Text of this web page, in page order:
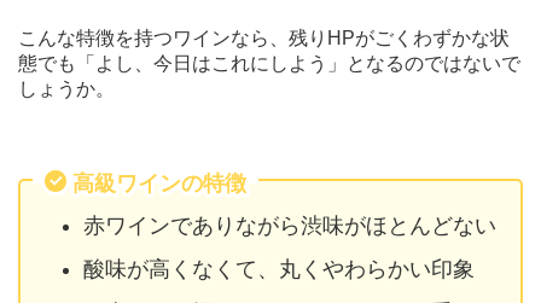
こんな特徴を持つワインなら、残りHPがごくわずかな状
態でも「よし、今日はこれにしよう」となるのではないで
しょうか。
高級ワインの特徴
赤ワインでありながら渋味がほとんどない
酸味が高くなくて、丸くやわらかい印象